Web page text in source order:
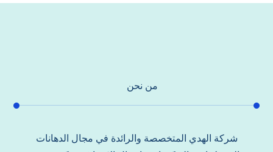
من نحن
شركة الهدي المتخصصة والرائدة في مجال الدهانات